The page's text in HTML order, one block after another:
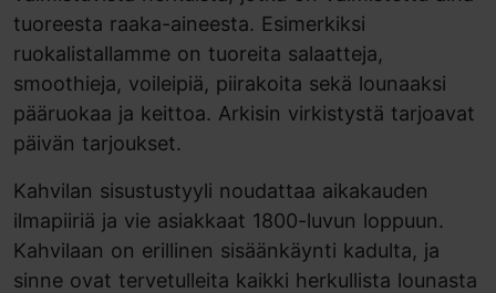
tuoreesta raaka-aineesta. Esimerkiksi
ruokalistallamme on tuoreita salaatteja,
smoothieja, voileipiä, piirakoita sekä lounaaksi
pääruokaa ja keittoa. Arkisin virkistystä tarjoavat
päivän tarjoukset.
Kahvilan sisustustyyli noudattaa aikakauden
ilmapiiriä ja vie asiakkaat 1800-luvun loppuun.
Kahvilaan on erillinen sisäänkäynti kadulta, ja
sinne ovat tervetulleita kaikki herkullista lounasta